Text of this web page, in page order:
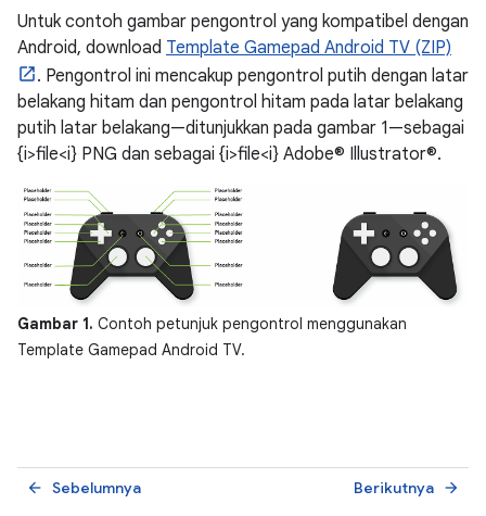
Untuk contoh gambar pengontrol yang kompatibel dengan
Android, download Template Gamepad Android TV (ZIP)
. Pengontrol ini mencakup pengontrol putih dengan latar
belakang hitam dan pengontrol hitam pada latar belakang
putih latar belakang—ditunjukkan pada gambar 1—sebagai
{i>file<i} PNG dan sebagai {i>file<i} Adobe® Illustrator®.
Gambar 1. Contoh petunjuk pengontrol menggunakan
Template Gamepad Android TV.
Sebelumnya
arrow_back Berikutnya arrow_forward